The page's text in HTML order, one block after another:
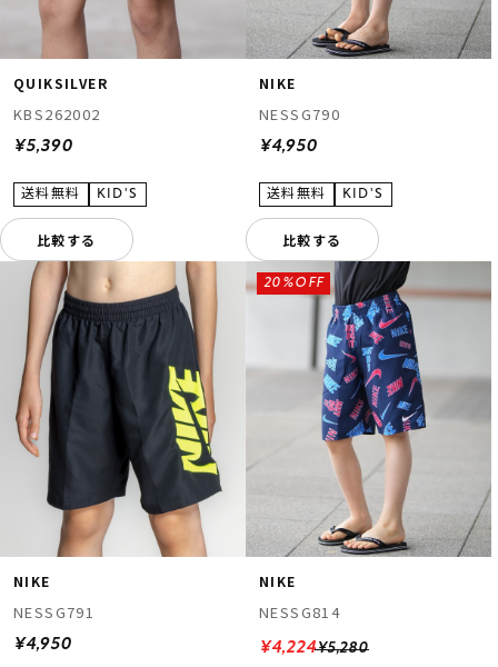
QUIKSILVER
KBS262002
¥5,390
比較する
NIKE
NESSG790
¥4,950
比較する
NIKE
NESSG791
¥4,950
NIKE
NESSG814
¥5,280
20%OFF
¥4,224